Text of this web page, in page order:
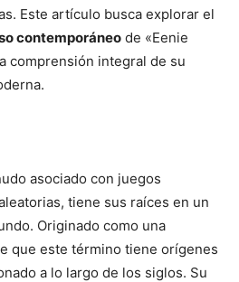
Este artículo busca explorar el
contemporáneo de «Eenie
comprensión integral de su
asociado con juegos
tiene sus raíces en un
Originado como una
que este término tiene orígenes
a lo largo de los siglos. Su